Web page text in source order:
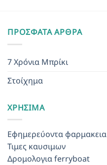
ΠΡΌΣΦΑΤΑ ΆΡΘΡΑ
7 Χρόνια Μπρίκι
Στοίχημα
ΧΡΉΣΙΜΑ
Εφημερεύοντα φαρμακεια
Τιμες καυσιμων
Δρομολογια ferryboat